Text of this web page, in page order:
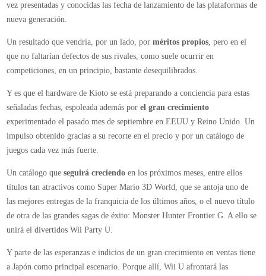
vez presentadas y conocidas las fecha de lanzamiento de las plataformas de
nueva generación.
Un resultado que vendría, por un lado, porméritos propios, pero en el
que no faltarían defectos de sus rivales, como suele ocurrir en
competiciones, en un principio, bastante desequilibrados.
Y es que el hardware de Kioto se está preparando a conciencia para estas
señaladas fechas, espoleada además porel gran crecimiento
experimentado el pasado mes de septiembre en EEUU y Reino Unido. Un
impulso obtenido gracias a su recorte en el precio y por un catálogo de
juegos cada vez más fuerte.
Un catálogo queseguirá creciendo en los próximos meses, entre ellos
títulos tan atractivos como Super Mario 3D World, que se antoja uno de
las mejores entregas de la franquicia de los últimos años, o el nuevo título
de otra de las grandes sagas de éxito: Monster Hunter Frontier G. A ello se
unirá el divertidos Wii Party U.
Y parte de las esperanzas e indicios de un gran crecimiento en ventas tiene
a Japón como principal escenario. Porque allí, Wii U afrontará las